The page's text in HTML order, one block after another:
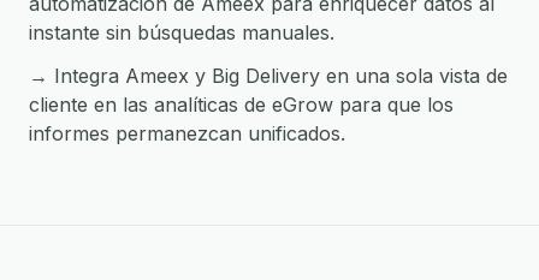
instante sin búsquedas manuales.
→ Integra Ameex y Big Delivery en una sola vista de
cliente en las analíticas de eGrow para que los
informes permanezcan unificados.